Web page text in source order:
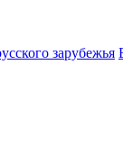
зарубежья